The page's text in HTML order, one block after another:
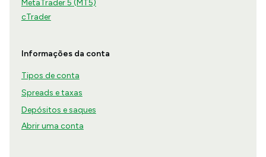
MetaTrader 5 (MT5)
cTrader
Informações da conta
Tipos de conta
Spreads e taxas
Depósitos e saques
Abrir uma conta